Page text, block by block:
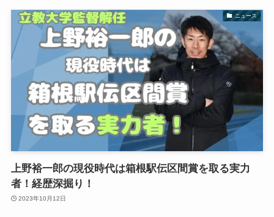
ニュース
上野裕一郎の現役時代は箱根駅伝区間賞を取る実力
者！経歴深掘り！
2023年10月12日